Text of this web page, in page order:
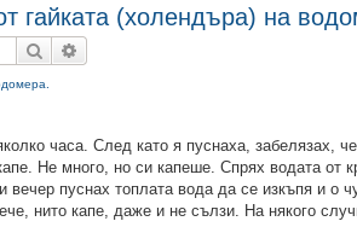
гайката (холендъра) на
Търсене
часа. След като я пуснаха, забелязах,
Не много, но си капеше. Спрях водата от
вечер пуснах топлата вода да се изкъпя и о
нито капе, даже и не сълзи. На някого